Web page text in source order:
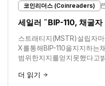
코인리더스 (Coinreaders)
세일러 ˝BIP-110, 채굴
스트래티지(MSTR)설립자
X를통해BIP-110을지지하는
범위한지지를얻지못했다고
더 읽기